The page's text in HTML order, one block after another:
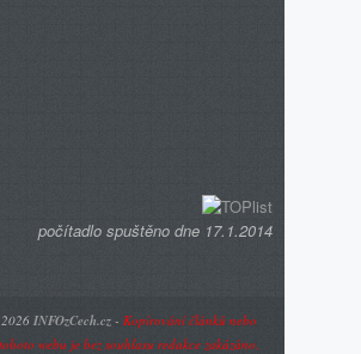
počítadlo spuštěno dne 17.1.2014
INFOzCech.cz - Kopírování článků nebo
webu je bez souhlasu redakce zakázáno.